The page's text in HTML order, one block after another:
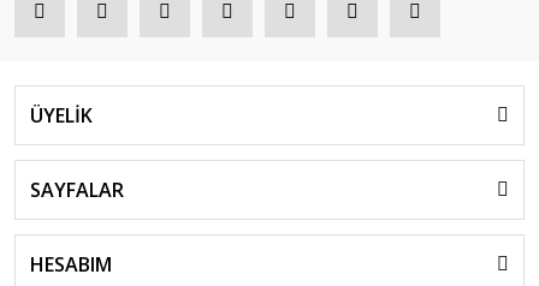
ÜYELİK
SAYFALAR
HESABIM